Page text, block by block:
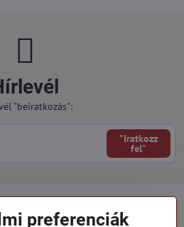
"beiratkozás":
"Iratkozz
fel"
preferenciák